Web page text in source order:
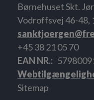
Børnehuset Skt.
Vodroffsvej 46-48,
+45 38 21 05 70
EAN NR.
Sitemap